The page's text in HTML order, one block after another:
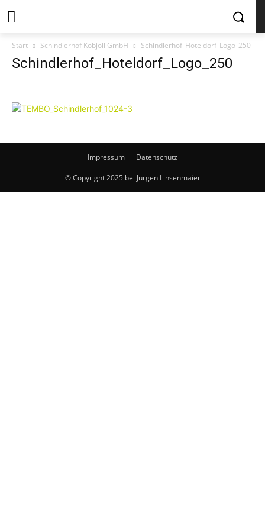
Start Schindlerhof Kobjoll GmbH Schindlerhof_Hoteldorf_Logo_250
Schindlerhof_Hoteldorf_Logo_250
Impressum Datenschutz
© Copyright 2025 bei Jürgen Linsenmaier